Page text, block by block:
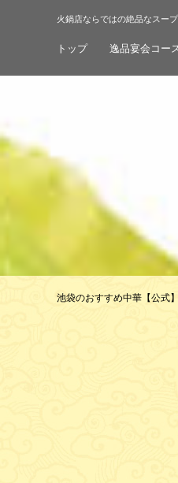
火鍋店ならではの絶品なスー
トップ 逸品宴会コー
池袋のおすすめ中華【公式